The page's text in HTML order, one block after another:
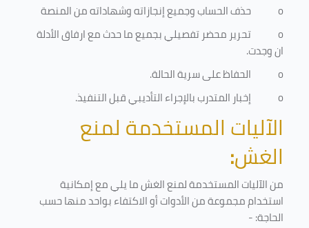
o
حذف الحساب وجميع إنجازاته وشهاداته من المنصة
o
تحرير محضر تفصيلي بجميع ما حدث مع ارفاق الأدلة
ان وجدت.
o
الحفاظ على سرية الحالة.
o
إخبار المتدرب بالإجراء التأديبي قبل التنفيذ.
الآليات المستخدمة لمنع
الغش:
من الآليات المستخدمة لمنع الغش ما يلي مع إمكانية
استخدام مجموعة من الأدوات أو الاكتفاء بواحد منها حسب
الحاجة: -